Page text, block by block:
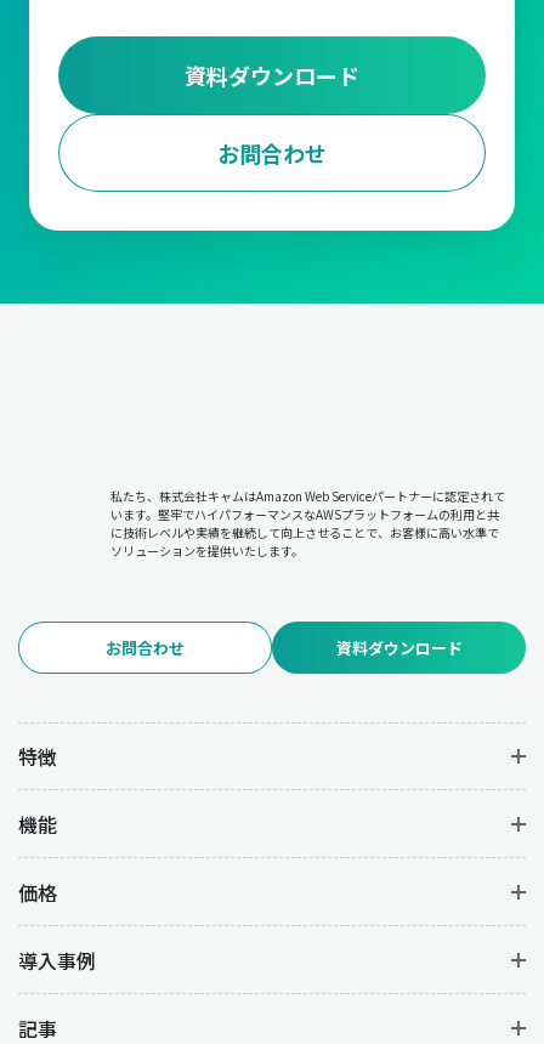
資料ダウンロード
お問合わせ
私たち、株式会社キャムはAmazon Web Serviceパートナーに認定されて
います。堅牢でハイパフォーマンスなAWSプラットフォームの利用と共
に技術レベルや実績を継続して向上させることで、お客様に高い水準で
ソリューションを提供いたします。
お問合わせ 資料ダウンロード
特徴
機能
価格
導入事例
記事